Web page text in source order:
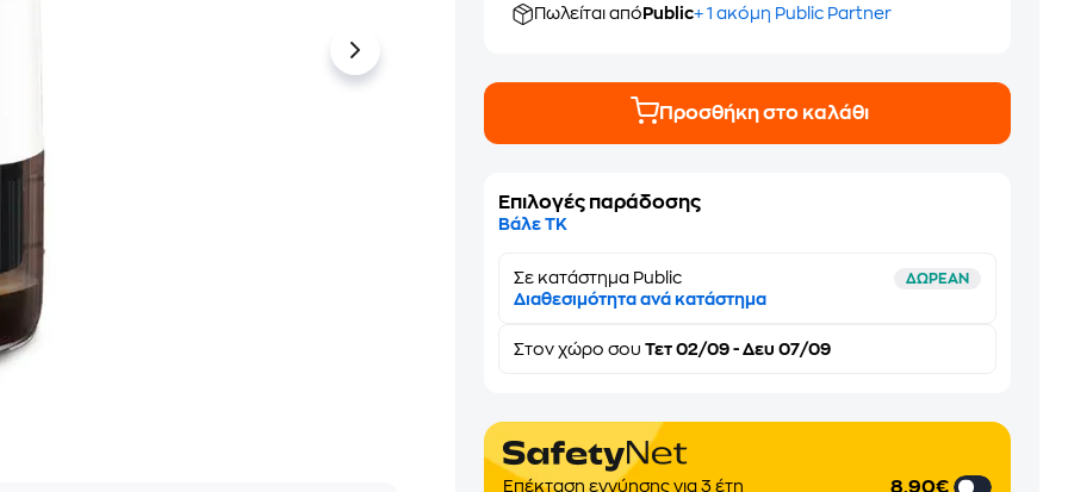
Πωλείται από Public+ 1 ακόμη Public Partner
Προσθήκη στο καλάθι
Επιλογές παράδοσης
Βάλε ΤΚ
Σε κατάστημα Public ΔΩΡΕΑΝ
Διαθεσιμότητα ανά κατάστημα
Στονχώρο σου Τετ 02/09 - Δευ 07/09
Επέκταση εγγύησης για 3 έτη 8,90€